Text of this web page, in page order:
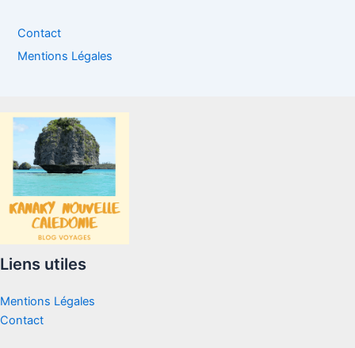
Contact
Mentions Légales
Liens utiles
Mentions Légales
Contact